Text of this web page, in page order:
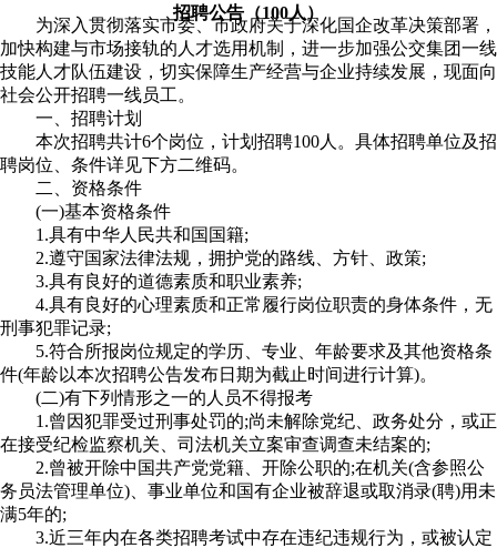
招聘公告（100人）
为深入贯彻落实市委、市政府关于深化国企改革决策部署，
加快构建与市场接轨的人才选用机制，进一步加强公交集团一线
技能人才队伍建设，切实保障生产经营与企业持续发展，现面向
社会公开招聘一线员工。
一、招聘计划
本次招聘共计6个岗位，计划招聘100人。具体招聘单位及招
聘岗位、条件详见下方二维码。
二、资格条件
(一)基本资格条件
1.具有中华人民共和国国籍;
2.遵守国家法律法规，拥护党的路线、方针、政策;
3.具有良好的道德素质和职业素养;
4.具有良好的心理素质和正常履行岗位职责的身体条件，无
刑事犯罪记录;
5.符合所报岗位规定的学历、专业、年龄要求及其他资格条
件(年龄以本次招聘公告发布日期为截止时间进行计算)。
(二)有下列情形之一的人员不得报考
1.曾因犯罪受过刑事处罚的;尚未解除党纪、政务处分，或正
在接受纪检监察机关、司法机关立案审查调查未结案的;
2.曾被开除中国共产党党籍、开除公职的;在机关(含参照公
务员法管理单位)、事业单位和国有企业被辞退或取消录(聘)用未
满5年的;
3.近三年内在各类招聘考试中存在违纪违规行为，或被认定